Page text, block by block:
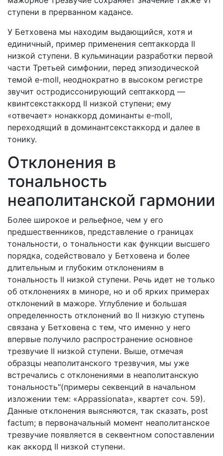
ступени в прерванном кадансе.
У Бетховена мы находим выдающийся, хотя и
единичный, пример применения септаккорда II
низкой ступени. В кульминации разработки первой
части Третьей симфонии, перед эпизодической
темой e-moll, неоднократно в высоком регистре
звучит остродиссонирующий септаккорд —
квинтсекстаккорд II низкой ступени; ему
«отвечает» нонаккорд доминанты e-moll,
переходящий в доминантсекстаккорд и далее в
тонику.
Отклонения в
тональность
неаполитанской гармонии
Более широкое и рельефное, чем у его
предшественников, представление о границах
тональности, о тональности как функции высшего
порядка, содействовало у Бетховена и более
длительным и глубоким отклонениям в
тональность II низкой ступени. Речь идет не только
об отклонениях в миноре, но и об ярких примерах
отклонений в мажоре. Углубление и большая
определенность отклонений во II низкую ступень
связана у Бетховена с тем, что именно у него
впервые получило распространение основное
трезвучие II низкой ступени. Выше, отмечая
образцы неаполитанского трезвучия, мы уже
встречались с отклонениями в неаполитанскую
тональность"(примеры секвенций в начальном
изложении тем: «Appassionata», квартет соч. 59).
Данные отклонения выясняются, так сказать, post
factum; в первоначальный момент неаполитанское
трезвучие появляется в секвентном сопоставлении
как аккорд II низкой ступени.